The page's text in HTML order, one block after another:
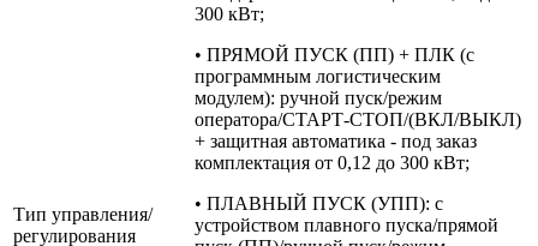
Тип управления/
регулирования
300 кВт;
• ПРЯМОЙ ПУСК (ПП) + ПЛК (с
программным логистическим
модулем): ручной пуск/режим
оператора/СТАРТ-СТОП/(ВКЛ/ВЫКЛ)
+ защитная автоматика - под заказ
комплектация от 0,12 до 300 кВт;
• ПЛАВНЫЙ ПУСК (УПП): с
устройством плавного пуска/прямой